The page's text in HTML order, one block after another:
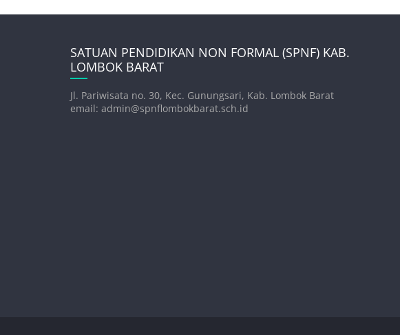
SATUAN PENDIDIKAN NON FORMAL (SPNF) KAB.
LOMBOK BARAT
Jl. Pariwisata no. 30, Kec. Gunungsari, Kab. Lombok Barat
email: admin@spnflombokbarat.sch.id